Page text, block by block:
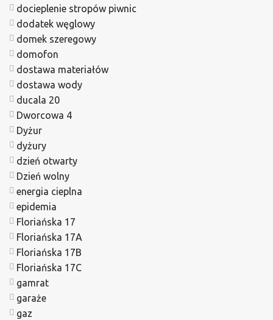
docieplenie stropów piwnic
dodatek węglowy
domek szeregowy
domofon
dostawa materiałów
dostawa wody
ducala 20
Dworcowa 4
Dyżur
dyżury
dzień otwarty
Dzień wolny
energia cieplna
epidemia
Floriańska 17
Floriańska 17A
Floriańska 17B
Floriańska 17C
gamrat
garaże
gaz